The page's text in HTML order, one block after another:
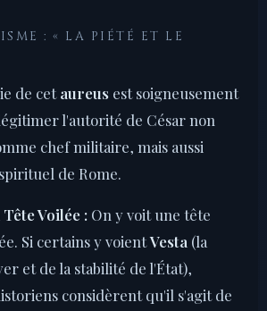
: « LA PIÉTÉ ET LE
de cetaureus est soigneusement
l'autorité de César non
chef militaire, mais aussi
de Rome.
Voilée : On y voit une tête
Si certains y voientVesta (la
et de la stabilité de l'État),
considèrent qu'il s'agit de